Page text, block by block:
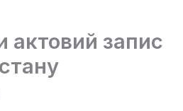
актовий запис